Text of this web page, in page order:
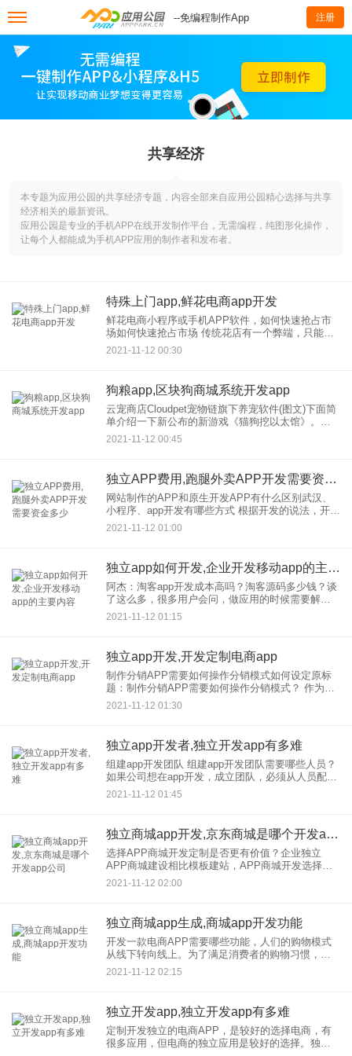
--免编程制作App 注册
共享经济
本专题为应用公园的共享经济专题，内容全部来自应用公园精心选择与共享
经济相关的最新资讯。
应用公园是专业的手机APP在线开发制作平台，无需编程，纯图形化操作，
让每个人都能成为手机APP应用的制作者和发布者。
特殊上门app,鲜花电商app开发
鲜花电商小程序或手机APP软件，如何快速抢占市
场如何快速抢占市场 传统花店有一个弊端，只能等
顾客上门，却忽略了人们的消费习惯，想买什么就
买什么，足不出户，就像买花一样。建立一个互联
2021-11-12 00:30
狗粮app,区块狗商城系统开发app
云宠商店Cloudpet宠物链旗下养宠软件(图文)下面简
单介绍一下新公布的新游戏《猫狗挖以太馆》。简
单来说，一只加密猫和一只吉祥狗的组合可以开始
2021-11-12 00:45
独立APP费用,跑腿外卖APP开发需要资金多少
网站制作的APP和原生开发APP有什么区别武汉、
小程序、app开发有哪些方式 根据开发的说法，开发
应用可以分为本地应用和网络应用 APP， 安卓的原
生应用是开发，的JAVA，IOS的
2021-11-12 01:00
独立app如何开发,企业开发移动app的主要内容
阿杰：淘客app开发成本高吗？淘客源码多少钱？谈
了这么多，很多用户会问，做应用的时候需要解决
哪些关键问题，是淘宝app开发的成本高，还是淘宝
多少钱？的源代码 为数不多，代理？这么多淘宝应
2021-11-12 01:15
独立app开发,开发定制电商app
制作分销APP需要如何操作分销模式如何设定原标
题：制作分销APP需要如何操作分销模式？ 作为商
家，在思考新的营销模式，增加产品销量的同时，
打造三级分销APP系统是一个不错的策略。但是对
2021-11-12 01:30
独立app开发者,独立开发app有多难
组建app开发团队 组建app开发团队需要哪些人员？
如果公司想在app开发，成立团队，必须从人员配
备、员工总数、新项目要求、产品规划等多方面考
虑。考虑到在app开发建立团队所需的成本和资本投
2021-11-12 01:45
独立商城app开发,京东商城是哪个开发app公司
选择APP商城开发定制是否更有价值？企业独立
APP商城建设相比模板建站，APP商城开发选择了
定制满足企业的发展需求一般来说，有足够资金实
力的电商企业会选择APP商城定制，因为只有APP
2021-11-12 02:00
独立商城app生成,商城app开发功能
开发一款电商APP需要哪些功能，人们的购物模式
从线下转向线上。为了满足消费者的购物习惯，电
商APP应用顺应时代潮流而生。在这里，用户可以
随时随地在线查看各类商品，打破了时间、空间、
2021-11-12 02:15
独立开发app,独立开发app有多难
定制开发独立的电商APP，是较好的选择电商，有
很多应用，但电商的独立应用是较好的选择。独立